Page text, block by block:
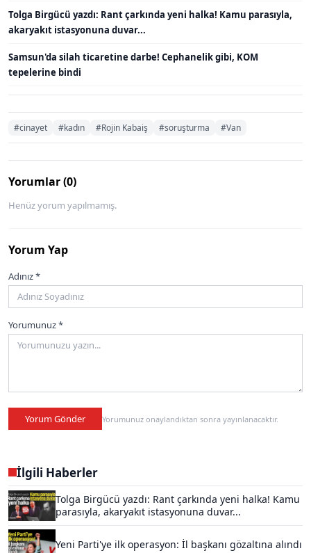
Tolga Birgücü yazdı: Rant çarkında yeni halka! Kamu parasıyla,
akaryakıt istasyonuna duvar...
Samsun'da silah ticaretine darbe! Cephanelik gibi, KOM
tepelerine bindi
#cinayet #kadın #Rojin Kabaiş #soruşturma #Van
Yorumlar (0)
Henüz yorum yapılmamış.
Yorum Yap
Adınız *
Yorumunuz *
Yorum Gönder Yorumunuz onaylandıktan sonra yayınlanacaktır.
İlgili Haberler
Tolga Birgücü yazdı: Rant çarkında yeni halka! Kamu
parasıyla, akaryakıt istasyonuna duvar...
Yeni Parti'ye ilk operasyon: İl başkanı gözaltına alındı